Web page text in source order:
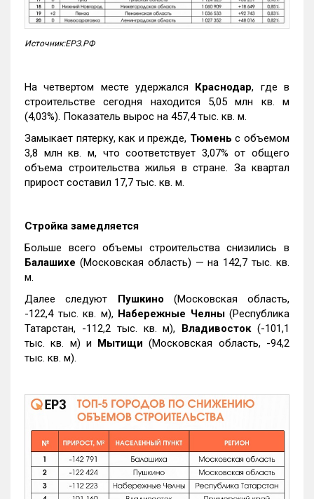
Источник:ЕРЗ.РФ
На четвертом месте удержался Краснодар, где в
строительстве сегодня находится 5,05 млн кв. м
(4,03%). Показатель вырос на 457,4 тыс. кв. м.
Замыкает пятерку, как и прежде, Тюмень с объемом
3,8 млн кв. м, что соответствует 3,07% от общего
объема строительства жилья в стране. За квартал
прирост составил 17,7 тыс. кв. м.
Стройка замедляется
Больше всего объемы строительства снизились в
Балашихе (Московская область) — на 142,7 тыс. кв.
м.
Далее следуют Пушкино (Московская область,
-122,4 тыс. кв. м), Набережные Челны(Республика
Татарстан, -112,2 тыс. кв. м), Владивосток(-101,1
тыс. кв. м) и Мытищи (Московская область, -94,2
тыс. кв. м).